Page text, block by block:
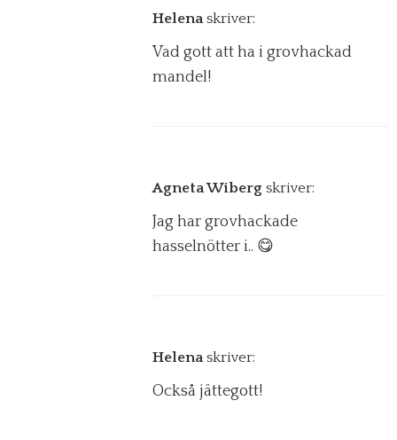
Helena skriver:
Vad gott att ha i grovhackad
mandel!
Agneta Wiberg skriver:
Jag har grovhackade
hasselnötter i.. 😋
Helena skriver:
Också jättegott!